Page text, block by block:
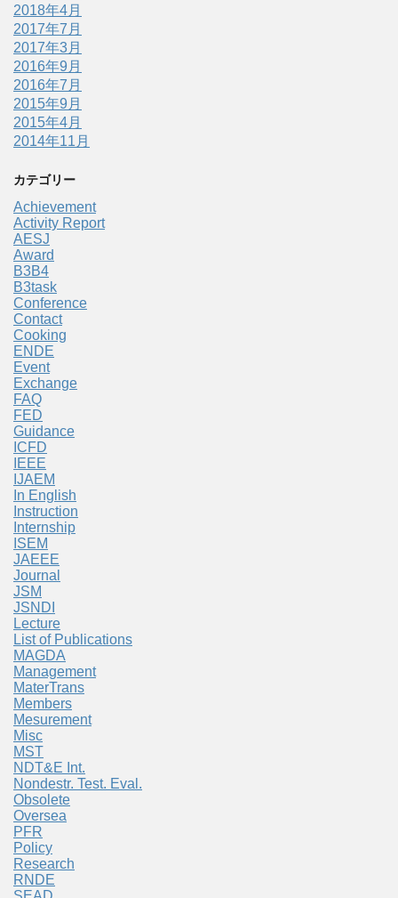
2018年4月
2017年7月
2017年3月
2016年9月
2016年7月
2015年9月
2015年4月
2014年11月
カテゴリー
Achievement
Activity Report
AESJ
Award
B3B4
B3task
Conference
Contact
Cooking
ENDE
Event
Exchange
FAQ
FED
Guidance
ICFD
IEEE
IJAEM
In English
Instruction
Internship
ISEM
JAEEE
Journal
JSM
JSNDI
Lecture
List of Publications
MAGDA
Management
MaterTrans
Members
Mesurement
Misc
MST
NDT&E Int.
Nondestr. Test. Eval.
Obsolete
Oversea
PFR
Policy
Research
RNDE